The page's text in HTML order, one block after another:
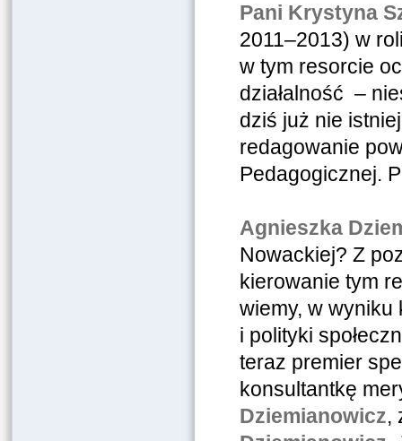
Pani Krystyna
2011–2013) w
w tym resorcie
działalność –
dziś już nie
redagowanie
Pedagogicznej.
Agnieszka
Nowackiej? Z
kierowanie tym
wiemy, w wyniku
i polityki
teraz premier
konsultantkę
Dziemianowicz,